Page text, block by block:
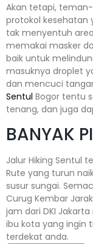
Akan tetapi,
protokol kesehatan
tak menyentuh
memakai masker
baik untuk
masuknya droplet
dan mencuci
Sentul Bogor tentu
tenang, dan juga
BANYAK
Jalur Hiking Sentul
Rute yang turun
susur sungai.
Curug Kembar
jam dari DKI
ibu kota yang ingin
terdekat anda.